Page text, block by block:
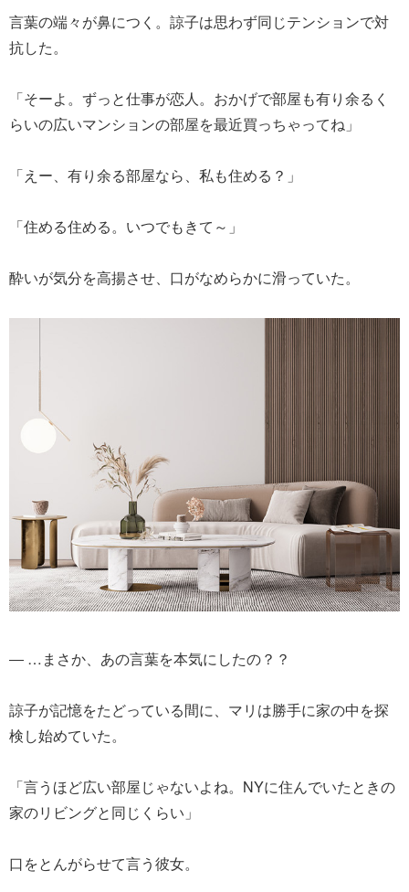
言葉の端々が鼻につく。諒子は思わず同じテンションで対
抗した。
「そーよ。ずっと仕事が恋人。おかげで部屋も有り余るく
らいの広いマンションの部屋を最近買っちゃってね」
「えー、有り余る部屋なら、私も住める？」
「住める住める。いつでもきて～」
酔いが気分を高揚させ、口がなめらかに滑っていた。
― …まさか、あの言葉を本気にしたの？？
諒子が記憶をたどっている間に、マリは勝手に家の中を探
検し始めていた。
「言うほど広い部屋じゃないよね。NYに住んでいたときの
家のリビングと同じくらい」
口をとんがらせて言う彼女。